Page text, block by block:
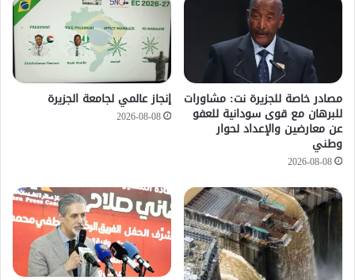
مصادر خاصة للجزيرة نت: مشاورات
للبرهان مع قوى سودانية للعفو
عن معارضين والإعداد لحوار
وطني
2026-08-08
إنجاز عالمي لجامعة الجزيرة
2026-08-08